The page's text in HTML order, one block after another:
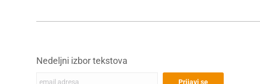
Nedeljni izbor tekstova